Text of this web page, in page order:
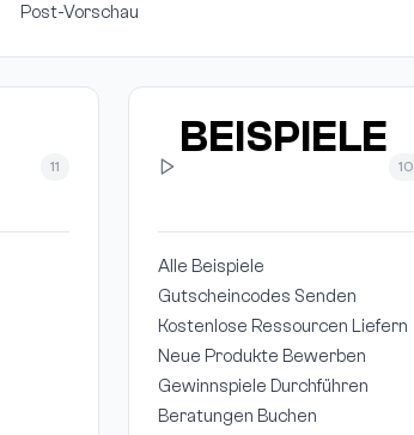
Post-Vorschau
11
BEISPIELE
10
Alle Beispiele
Gutscheincodes Senden
Kostenlose Ressourcen Liefern
Neue Produkte Bewerben
Gewinnspiele Durchführen
Beratungen Buchen